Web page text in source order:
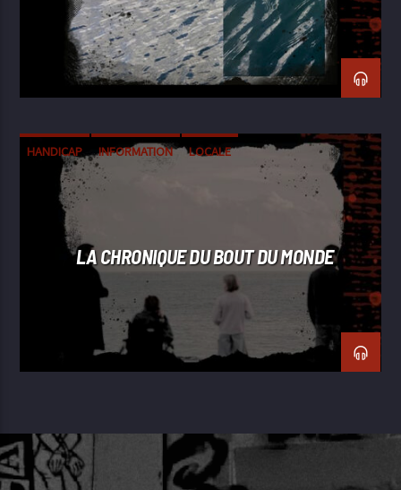
HANDICAP INFORMATION LOCALE
LA CHRONIQUE DU BOUT DU MONDE